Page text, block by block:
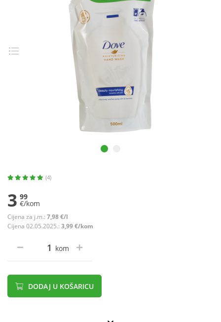
(4)
3 99
€/kom
Cijena za j.m.: 7,98 €/l
Cijena 02.05.2025.: 3,99 €/kom
kom
DODAJ U KOŠARICU